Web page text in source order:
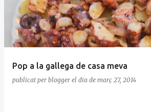
Pop a la gallega de casa meva
publicat per blogger el dia de març 27, 2014